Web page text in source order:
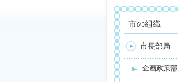
ば
す
市の組織
市長部局
企画政策部